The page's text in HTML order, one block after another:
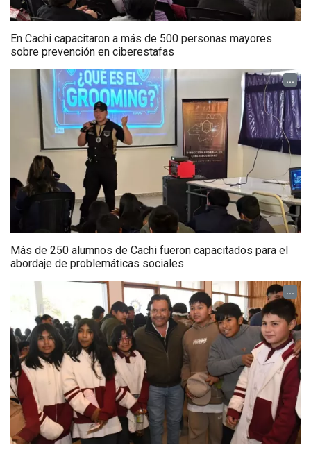
En Cachi capacitaron a más de 500 personas mayores
sobre prevención en ciberestafas
...
Más de 250 alumnos de Cachi fueron capacitados para el
abordaje de problemáticas sociales
...